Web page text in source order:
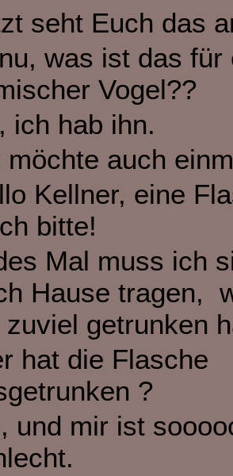
seht Euch das
was ist das für
Vogel??
ich hab ihn.
möchte auch
Kellner, eine
bitte!
Mal muss ich
Hause tragen,
zuviel getrunken
hat die Flasche
?
und mir ist